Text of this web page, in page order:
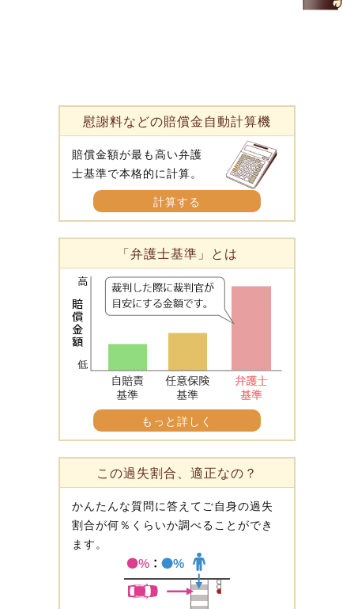
慰謝料などの賠償金自動計算機
賠償金額が最も高い弁護
士基準で本格的に計算。
計算する
「弁護士基準」とは
もっと詳しく
この過失割合、適正なの？
かんたんな質問に答えてご自身の過失
割合が何％くらいか調べることができ
ます。